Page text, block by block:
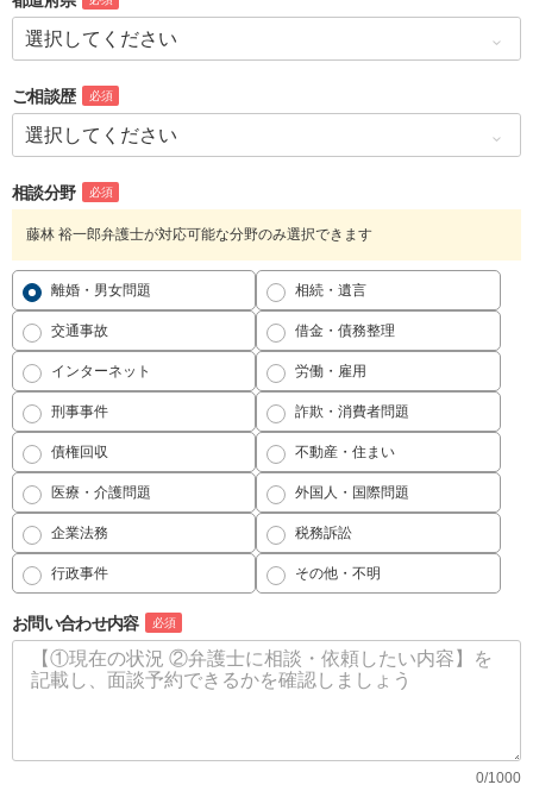
ご相談歴 必須
相談分野 必須
藤林 裕一郎弁護士が対応可能な分野のみ選択できます
離婚・男女問題 相続・遺言
交通事故 借金・債務整理
インターネット 労働・雇用
刑事事件 詐欺・消費者問題
債権回収 不動産・住まい
医療・介護問題 外国人・国際問題
企業法務 税務訴訟
行政事件 その他・不明
お問い合わせ内容 必須
0/1000